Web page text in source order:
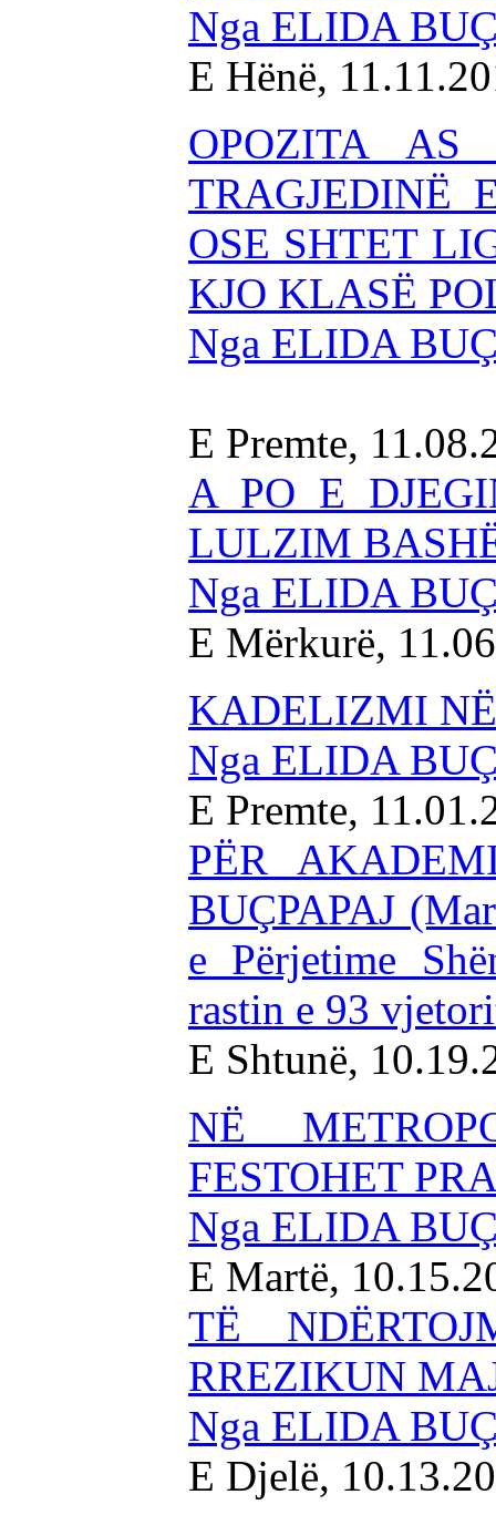
Nga ELIDA
E Hënë,
OPOZITA AS
TRAGJEDINË
OSE SHTET
KJO KLASË
Nga ELIDA
E Premte,
A PO E
LULZIM
Nga ELIDA
E Mërkurë,
KADELIZMI
Nga ELIDA
E Premte,
PËR
BUÇPAPAJ
e Përjetime
rastin e 93
E Shtunë,
NË
FESTOHET
Nga ELIDA
E Martë,
TË
RREZIKUN
Nga ELIDA
E Djelë,